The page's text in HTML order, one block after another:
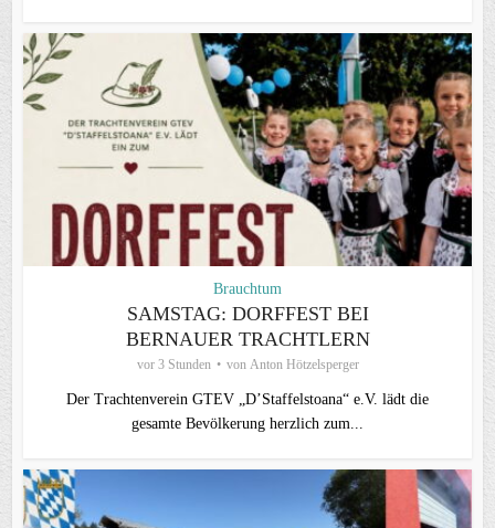
Brauchtum
SAMSTAG: DORFFEST BEI
BERNAUER TRACHTLERN
vor 3 Stunden von Anton Hötzelsperger
Der Trachtenverein GTEV „D’Staffelstoana“ e.V. lädt die
gesamte Bevölkerung herzlich zum...